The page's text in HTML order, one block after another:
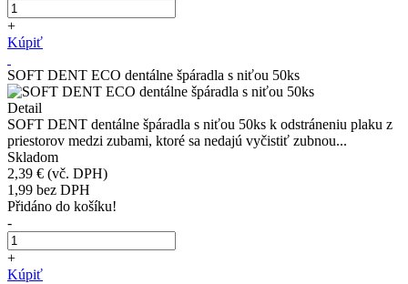
+
Kúpiť
SOFT DENT ECO dentálne špáradla s niťou 50ks
Detail
SOFT DENT dentálne špáradla s niťou 50ks k odstráneniu plaku z
priestorov medzi zubami, ktoré sa nedajú vyčistiť zubnou...
Skladom
2,39 € (vč. DPH)
1,99 bez DPH
Přidáno do košíku!
-
+
Kúpiť